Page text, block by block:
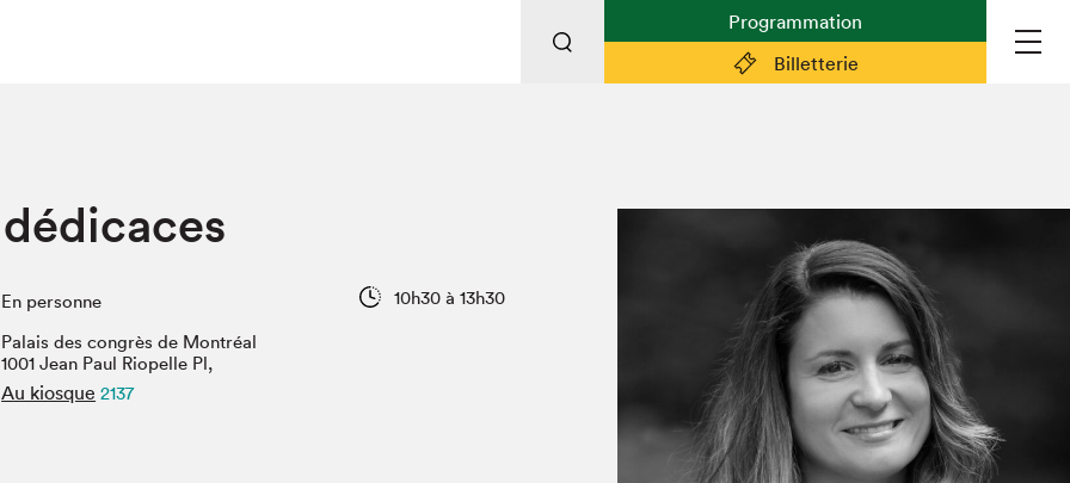
Billetterie
Programmation
Vidéos et balados
Préparer sa visite
Espace médias
Espace exposant·e·s
Espace enseignant·e·s
Espace participant⋅e⋅s
Espace Salon dans la ville
En personne
10h30 à 13h30
Palais des congrès de Montréal
1001 Jean Paul Riopelle Pl,
Au kiosque 2137